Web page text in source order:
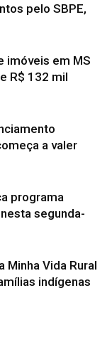
pelo SBPE,
imóveis em MS
R$ 132 mil
a valer
programa
segunda-
Minha Vida Rural
indígenas